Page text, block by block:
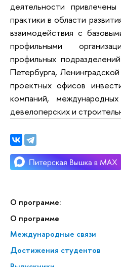
О программе:
О программе
Меж­ду­на­род­ные связи
Достижения студентов
деятельности
практики в области
взаимодействия с
профильными
профильных
Петербурга,
проектных офисов
компаний,
девелоперских и